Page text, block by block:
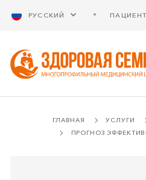
РУССКИЙ
ГЛАВНАЯ УСЛУГИ
ПРОГНОЗ